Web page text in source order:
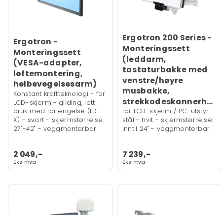
Ergotron -
Monteringssett
(VESA-adapter,
løftemontering,
helbevegelsesarm)
Konstant kraftteknologi - for
LCD-skjerm - gliding, lett
bruk med forlengelse (LD-
X) - svart - skjermstørrelse:
27"-42" - veggmonterbar
2 049,-
Eks mva
Ergotron 200 Series -
Monteringssett
(leddarm,
tastaturbakke med
venstre/høyre
musbakke,
strekkodeskannerholder)
for LCD-skjerm / PC-utstyr -
stål - hvit - skjermstørrelse:
inntil 24" - veggmonterbar
7 239,-
Eks mva